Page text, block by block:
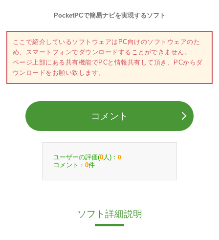
PocketPCで簡易ナビを実現するソフト
ここで紹介しているソフトウェアはPC向けのソフトウェアのた
め、スマートフォンでダウンロードすることができません。
ページ上部にある共有機能でPCと情報共有して頂き、PCからダ
ウンロードをお願い致します。
コメント
ユーザーの評価(0 人)： 0
コメント： 0件
ソフト詳細説明